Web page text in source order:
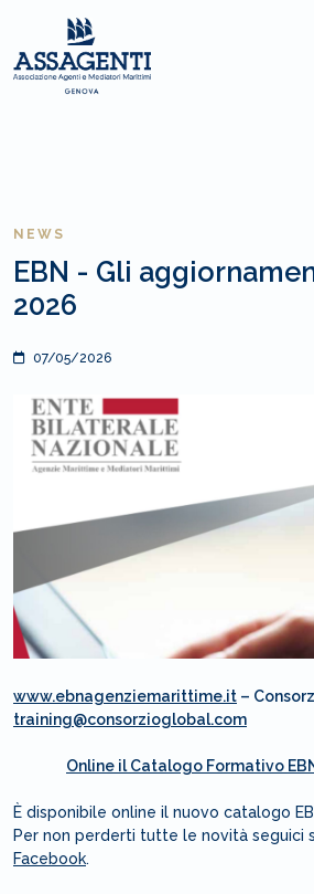
NEWS
EBN - Gli
2026
07/05/2026
www.ebnagenziemarittime.it –
training@consorzioglobal.com
Online il Catalogo Formativo
È disponibile online il nuovo catalogo
Per non perderti tutte le novità seguici
Facebook.